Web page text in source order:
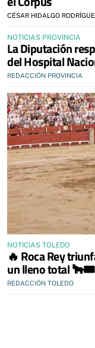
CÉSAR HIDALGO
NOTICIAS PROVINCIA
La Diputación
del Hospital
REDACCIÓN PROVINCIA
NOTICIAS TOLEDO
🔥 Roca Rey
un lleno total 🐂🎟️
REDACCIÓN TOLEDO